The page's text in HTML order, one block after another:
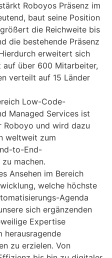
Roboyos Präsenz im
baut seine Position
die Reichweite bis
die bestehende Präsenz
erweitert sich
auf über 600 Mitarbeiter,
verteilt auf 15 Länder
Low-Code-
Managed Services ist
Roboyo und wird dazu
weltweit zum
to-End-
machen.
Ansehen im Bereich
welche höchste
Agenda
sich ergänzenden
Expertise
herausragende
zu erzielen. Von